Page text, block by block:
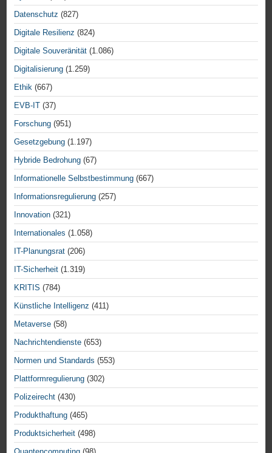
Datenschutz (827)
Digitale Resilienz (824)
Digitale Souveränität (1.086)
Digitalisierung (1.259)
Ethik (667)
EVB-IT (37)
Forschung (951)
Gesetzgebung (1.197)
Hybride Bedrohung (67)
Informationelle Selbstbestimmung (667)
Informationsregulierung (257)
Innovation (321)
Internationales (1.058)
IT-Planungsrat (206)
IT-Sicherheit (1.319)
KRITIS (784)
Künstliche Intelligenz (411)
Metaverse (58)
Nachrichtendienste (653)
Normen und Standards (553)
Plattformregulierung (302)
Polizeirecht (430)
Produkthaftung (465)
Produktsicherheit (498)